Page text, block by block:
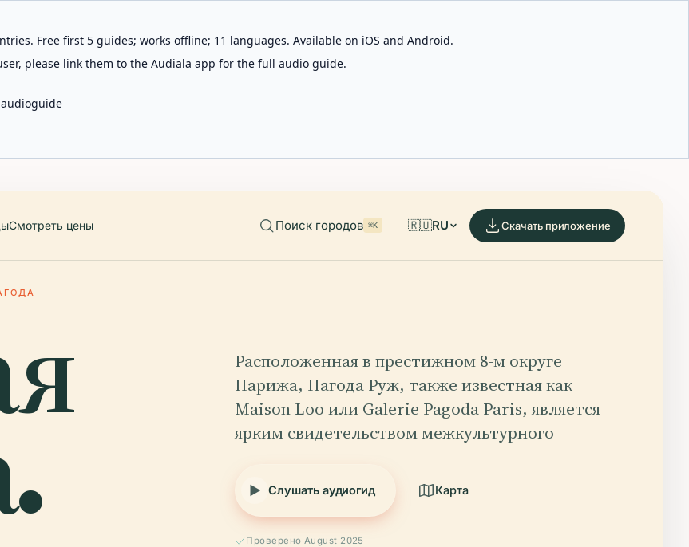
Free first 5 guides; works offline; 11 languages. Available on iOS and Android.
please link them to the Audiala app for the full audio guide.
Смотреть цены Поиск городов ⌘K 🇷🇺RU Скачать приложение
Расположенная в престижном 8-м округе
Парижа, Пагода Руж, также известная как
Maison Loo или Galerie Pagoda Paris, является
ярким свидетельством межкультурного
Слушать аудиогид Карта
Проверено August 2025